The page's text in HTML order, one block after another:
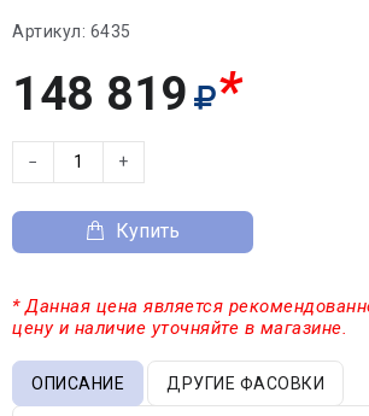
Артикул: 6435
148 819 *
− +
Купить
* Данная цена является
цену и наличие уточняйте в магазине.
ОПИСАНИЕ ДРУГИЕ ФАСОВКИ